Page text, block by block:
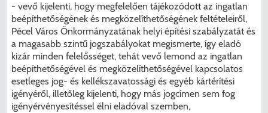
- vevő kijelenti, hogy megfelelően tájékozódott az ingatlan
beépíthetőségének és megközelíthetőségének feltételeiről,
Pécel Város Önkormányzatának helyi építési szabályzatát és
a magasabb szintű jogszabályokat megismerte, így eladó
kizár minden felelősséget, tehát vevő lemond az ingatlan
beépíthetőségével és megközelíthetőségével kapcsolatos
esetleges jog- és kellékszavatossági és egyéb kártérítési
igényéről, illetőleg kijelenti, hogy más jogcímen sem fog
igényérvényesítéssel élni eladóval szemben,